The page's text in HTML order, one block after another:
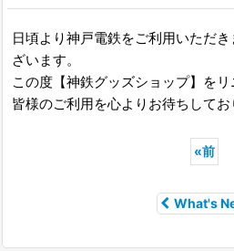
日頃より神戸電鉄をご利用いただ
ざいます。
この度【神鉄グッズショップ】をリ
皆様のご利用を心よりお待ちしてお
«前
What's